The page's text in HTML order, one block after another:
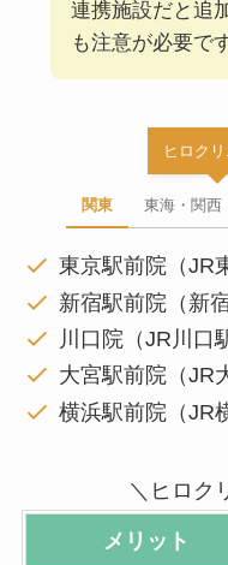
連携施設だと追
も注意が必要で
ヒロク
関東 東海・関西
東京駅前院（JR
新宿駅前院（新
川口院（JR川口
大宮駅前院（JR
横浜駅前院（JR
＼ヒロク
メリット